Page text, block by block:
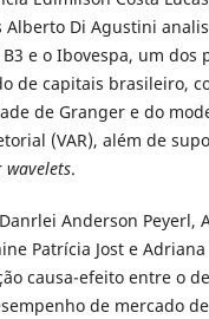
Alberto Di Agustini
e o Ibovespa, um dos
de capitais brasileiro,
de Granger e do
(VAR), além de
wavelets.
Anderson Peyerl,
Patrícia Jost e
causa-efeito entre o
de mercado